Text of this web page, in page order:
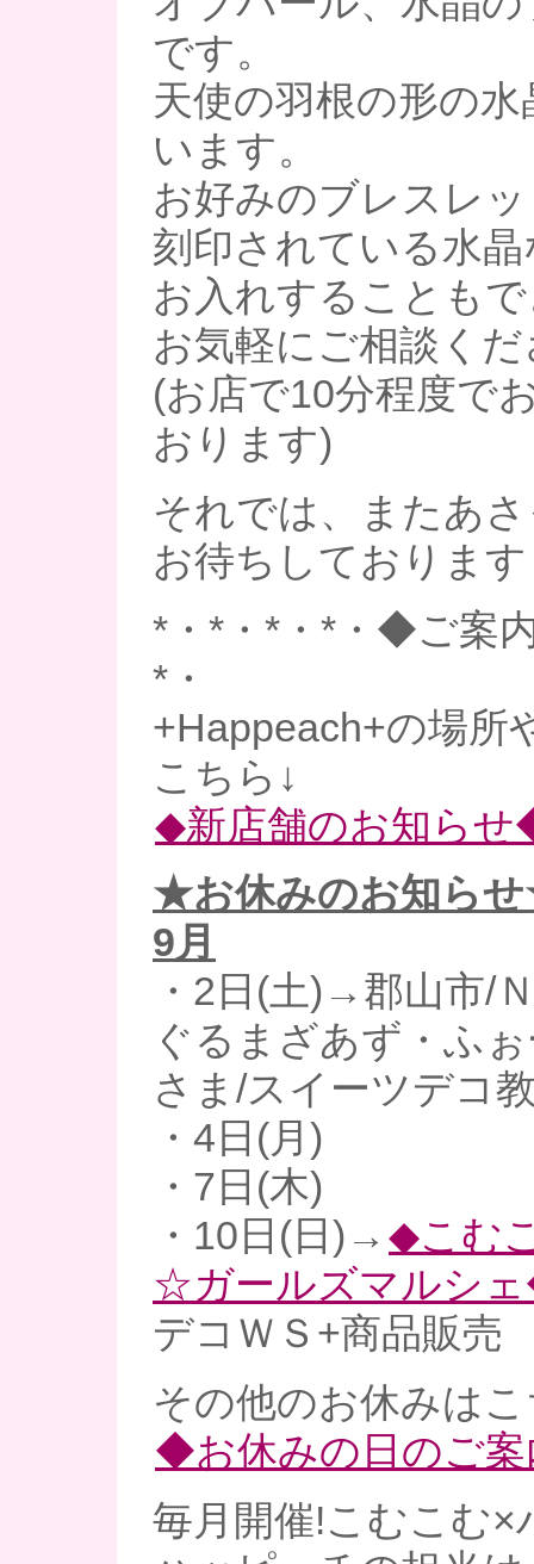
です。
天使の羽根の形の
います。
お好みのブレスレ
刻印されている水
お入れすることも
お気軽にご相談く
(お店で10分程度で
おります)
それでは、またあ
お待ちしておりま
*・*・*・*・◆ご案
*・
+Happeach+の場所
こちら↓
◆新店舗のお知ら
★お休みのお知ら
9月
・2日(土)→郡山市/
ぐるまざあず・ふ
さま/スイーツデコ
・4日(月)
・7日(木)
・10日(日)→ ◆こむ
☆ガールズマルシ
デコＷＳ+商品販売
その他のお休みは
◆お休みの日のご
毎月開催!こむこむ×